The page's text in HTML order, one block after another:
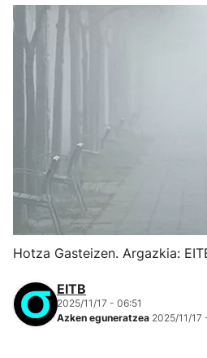
Hotza Gasteizen. Argazkia:
EITB
2025/11/17 - 06:51
Azken eguneratzea 2025/11/17